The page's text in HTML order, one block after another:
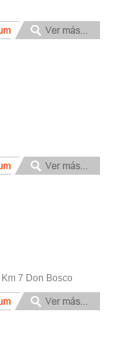
7 Don Bosco